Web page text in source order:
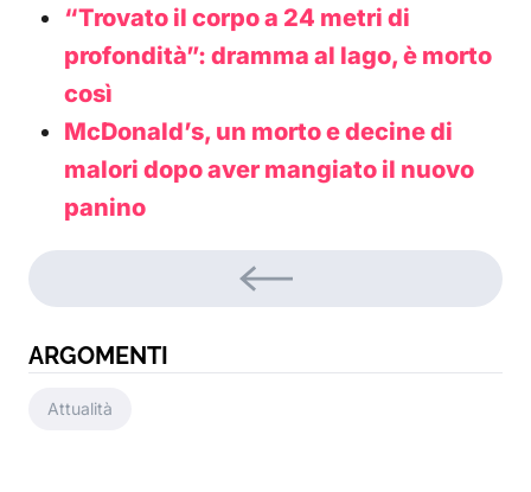
“Trovato il corpo a 24 metri di
profondità”: dramma al lago, è morto
così
McDonald’s, un morto e decine di
malori dopo aver mangiato il nuovo
panino
ARGOMENTI
Attualità